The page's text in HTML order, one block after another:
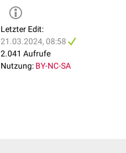
Letzter Edit:
21.03.2024, 08:58
2.041 Aufrufe
Nutzung: BY-NC-SA